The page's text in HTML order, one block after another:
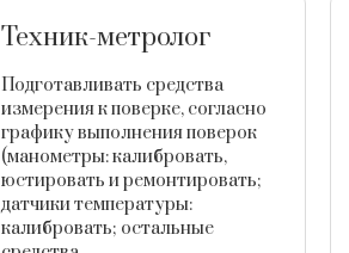
Техник-метролог
Подготавливать средства
измерения к поверке, согласно
графику выполнения поверок
(манометры: калибровать,
юстировать и ремонтировать;
датчики температуры:
калибровать; остальные